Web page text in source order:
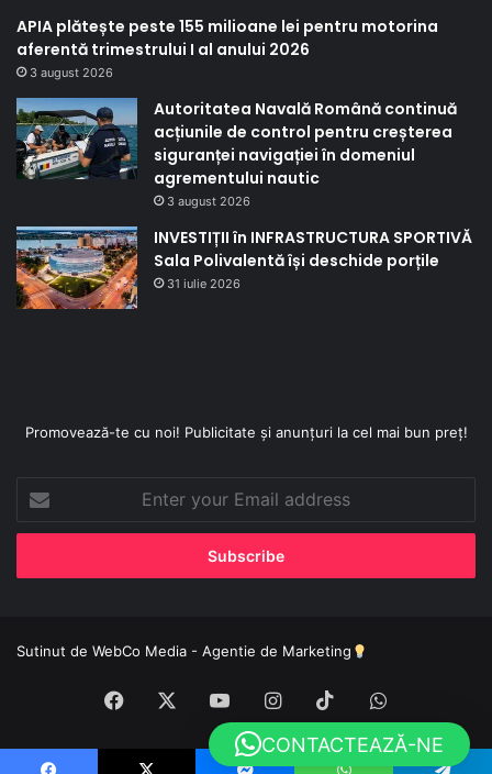
APIA plătește peste 155 milioane lei pentru motorina
aferentă trimestrului I al anului 2026
3 august 2026
Autoritatea Navală Română continuă
acțiunile de control pentru creșterea
siguranței navigației în domeniul
agrementului nautic
3 august 2026
INVESTIȚII în INFRASTRUCTURA SPORTIVĂ
Sala Polivalentă își deschide porțile
31 iulie 2026
Promovează-te cu noi! Publicitate și anunțuri la cel mai bun preț!
Enter
your
Email
Sutinut de WebCo Media - Agentie de Marketing
Facebook YouTubeInstagram
TikTokWhatsApp
CONTACTEAZĂ-NE